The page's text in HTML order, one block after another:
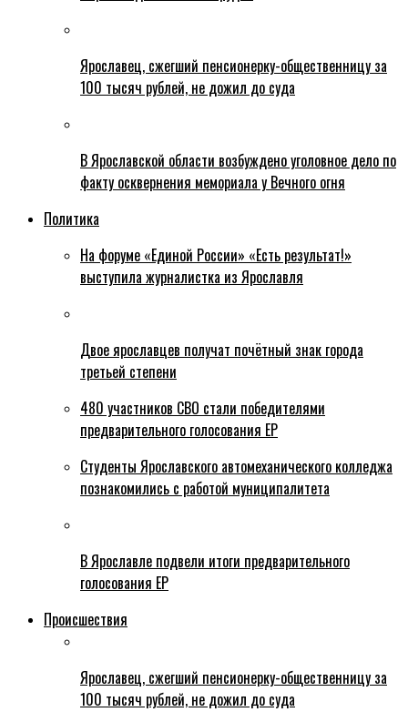
Ярославец, сжегший пенсионерку-общественницу за
100 тысяч рублей, не дожил до суда
В Ярославской области возбуждено уголовное дело по
факту осквернения мемориала у Вечного огня
Политика
На форуме «Единой России» «Есть результат!»
выступила журналистка из Ярославля
Двое ярославцев получат почётный знак города
третьей степени
480 участников СВО стали победителями
предварительного голосования ЕР
Студенты Ярославского автомеханического колледжа
познакомились с работой муниципалитета
В Ярославле подвели итоги предварительного
голосования ЕР
Происшествия
Ярославец, сжегший пенсионерку-общественницу за
100 тысяч рублей, не дожил до суда